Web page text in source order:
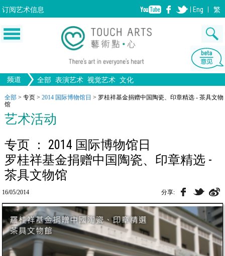
订阅艺术信息 Eng 繁
频道 全部 表演艺术 视觉艺术 文化
音乐 舞蹈
戏剧
歌剧/音乐剧
全部表演艺术
绘画 画图 版画
设计
工艺
装置
生活 文物 全部文化
全部 > 专页 > 2014 国际博物馆日 > 罗桂祥基金捐赠中国陶瓷、印章精选 - 茶具文物
馆
艺术活动
专页 ： 2014 国际博物馆日
罗桂祥基金捐赠中国陶瓷、印章精选 -
茶具文物馆
16/05/2014 分享: